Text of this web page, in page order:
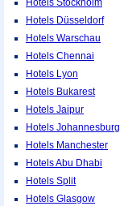
Hotels Stockholm
Hotels Düsseldorf
Hotels Warschau
Hotels Chennai
Hotels Lyon
Hotels Bukarest
Hotels Jaipur
Hotels Johannesburg
Hotels Manchester
Hotels Abu Dhabi
Hotels Split
Hotels Glasgow